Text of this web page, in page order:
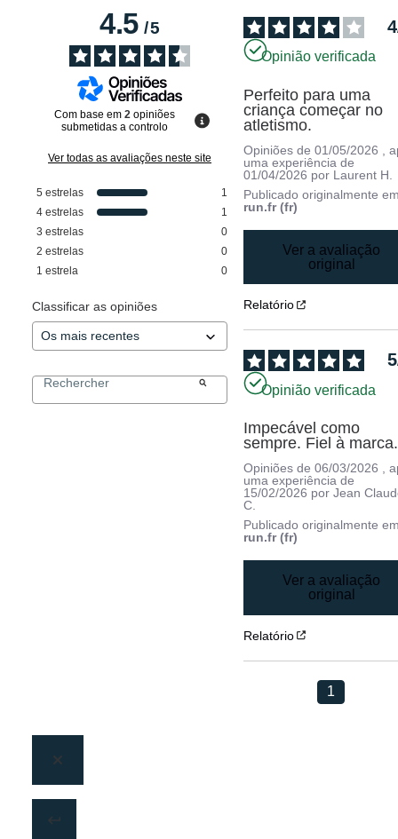
4.5/5
Com base em 2 opiniões
submetidas a controlo
Ver todas as avaliações neste site
5 estrelas
1
4 estrelas
1
3 estrelas
0
2 estrelas
0
1 estrela 0
Classificar as opiniões
4
Opinião verificada
Perfeito para uma
criança começar no
atletismo.
Opiniões de01/05/2026
,
uma experiência de
01/04/2026 por Laurent H.
Publicado originalmente
run.fr (fr)
Ver a avaliação
original
Relatório
5
Opinião verificada
Impecável como
sempre. Fiel à marca.
Opiniões de06/03/2026 ,
uma experiência de
15/02/2026 porJean
C.
Publicado originalmente
run.fr (fr)
Ver a avaliação
original
Relatório
1